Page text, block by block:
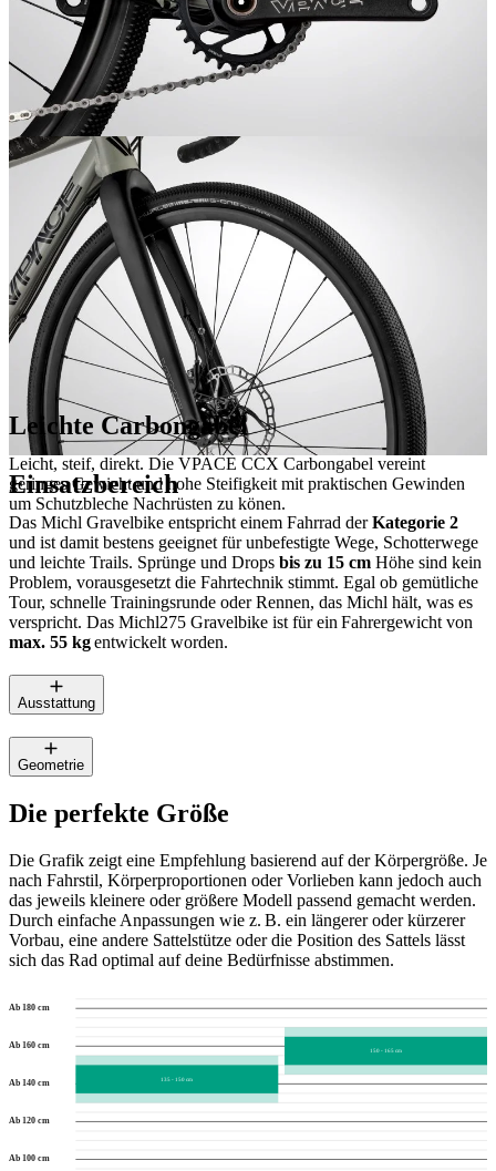
Leichte Carbongabel
Leicht, steif, direkt. Die VPACE CCX Carbongabel vereint
geringes Gewicht und hohe Steifigkeit mit praktischen Gewinden
um Schutzbleche Nachrüsten zu könen.
Einsatzbereich
Das Michl Gravelbike entspricht einem Fahrrad derKategorie 2
und ist damit bestens geeignet für unbefestigte Wege, Schotterwege
und leichte Trails. Sprünge und Drops bis zu 15 cm Höhe sind kein
Problem, vorausgesetzt die Fahrtechnik stimmt. Egal ob gemütliche
Tour, schnelle Trainingsrunde oder Rennen, das Michl hält, was es
verspricht. Das Michl275 Gravelbike ist für ein Fahrergewicht von
max. 55 kgentwickelt worden.
Ausstattung
Geometrie
Die perfekte Größe
Die Grafik zeigt eine Empfehlung basierend auf der Körpergröße. Je
nach Fahrstil, Körperproportionen oder Vorlieben kann jedoch auch
das jeweils kleinere oder größere Modell passend gemacht werden.
Durch einfache Anpassungen wie z. B. ein längerer oder kürzerer
Vorbau, eine andere Sattelstütze oder die Position des Sattels lässt
sich das Rad optimal auf deine Bedürfnisse abstimmen.
Ab 100 cm
Ab 120 cm
Ab 140 cm
Ab 160 cm
Ab 180 cm
135 - 150 cm
150 - 165 cm